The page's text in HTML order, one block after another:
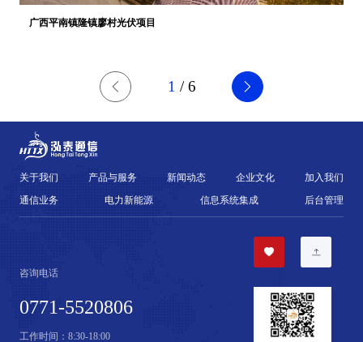
广西平南镇隆镇廖村光伏项目
1 /6
关于我们 产品与服务 新闻动态 企业文化
加入我们
通信业务
电力新能源 信息系统集成 后台管理
咨询电话
0771-5520806
工作时间： 8:30-18:00